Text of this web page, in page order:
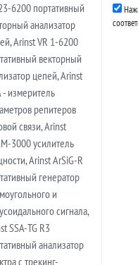
6200 портативный
анализатор
Arinst VR 1-6200
векторный
цепей, Arinst
- измеритель
репитеров
связи, Arinst
3000 усилитель
Arinst ArSiG-R
генератор
и
сигнала,
SSA-TG R3
анализатор
с трекинг-